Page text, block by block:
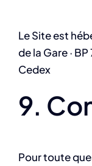
Le Site est
de la Gare ·
Cedex
9.
Pour toute